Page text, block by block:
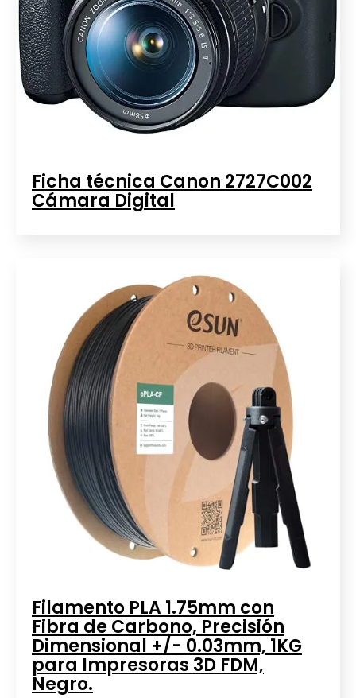
Ficha técnica Canon 2727C002
Cámara Digital
Filamento PLA 1.75mm con
Fibra de Carbono, Precisión
Dimensional +/- 0.03mm, 1KG
para Impresoras 3D FDM,
Negro.